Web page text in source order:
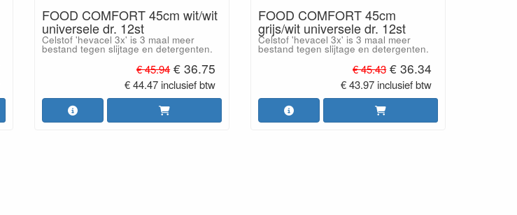
FOOD COMFORT 45cm wit/wit
universele dr. 12st
Celstof 'hevacel 3x' is 3 maal meer
bestand tegen slijtage en detergenten.
€ 45.94 € 36.75
€ 44.47 inclusief btw
FOOD COMFORT 45cm
grijs/wit universele dr. 12st
Celstof 'hevacel 3x' is 3 maal meer
bestand tegen slijtage en detergenten.
€ 45.43 € 36.34
€ 43.97 inclusief btw